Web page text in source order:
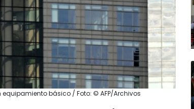
básico / Foto: © AFP/Archivos